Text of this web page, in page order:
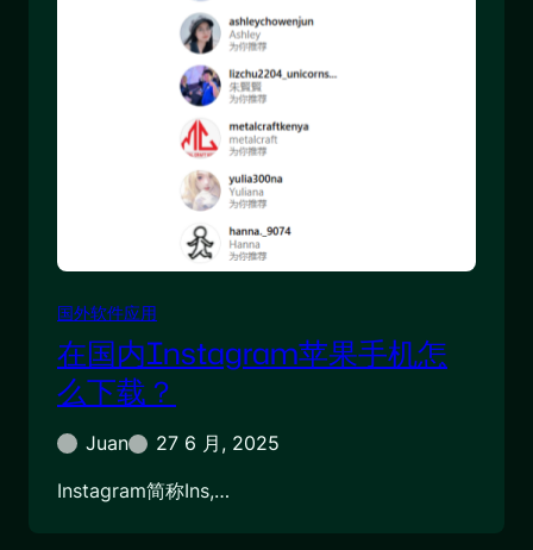
国外软件应用
在国内Instagram苹果手机怎
么下载？
Juan
27 6 月, 2025
Instagram简称Ins,…